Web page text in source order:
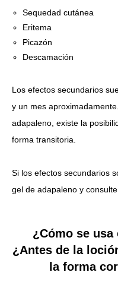
Sequedad cutánea
Eritema
Picazón
Descamación
Los efectos secundarios
y un mes aproximadamente.
adapaleno, existe la
forma transitoria.
Si los efectos secundarios
gel de adapaleno y
¿Cómo se usa
¿Antes de la
la forma